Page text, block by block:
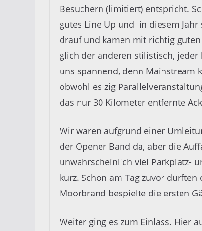
Besuchern (limitiert) entspricht.
gutes Line Up und in diesem
drauf und kamen mit richtig
glich der anderen stilistisch, jeder
uns spannend, denn Mainstream
obwohl es zig
das nur 30 Kilometer entfernte
Wir waren aufgrund einer
der Opener Band da, aber die
unwahrscheinlich viel Parkplatz-
kurz. Schon am Tag zuvor durften
Moorbrand bespielte die ersten
Weiter ging es zum Einlass. Hier